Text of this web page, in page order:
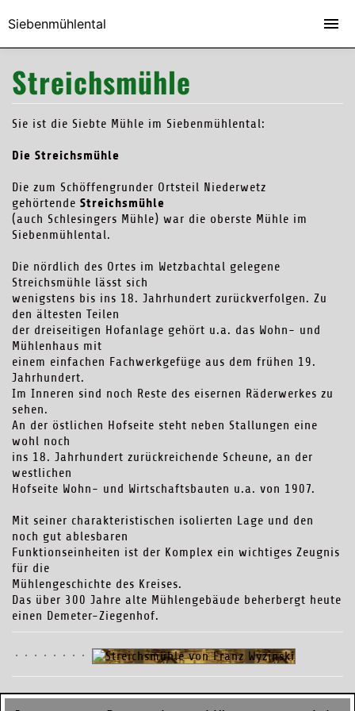
Streichsmühle
Sie ist die Siebte Mühle im Siebenmühlental:
Die Streichsmühle
Die zum Schöffengrunder Ortsteil Niederwetz
gehörtende Streichsmühle
(auch Schlesingers Mühle) war die oberste Mühle im
Siebenmühlental.
Die nördlich des Ortes im Wetzbachtal gelegene
Streichsmühle lässt sich
wenigstens bis ins 18. Jahrhundert zurückverfolgen. Zu
den ältesten Teilen
der dreiseitigen Hofanlage gehört u.a. das Wohn- und
Mühlenhaus mit
einem einfachen Fachwerkgefüge aus dem frühen 19.
Jahrhundert.
Im Inneren sind noch Reste des eisernen Räderwerkes zu
sehen.
An der östlichen Hofseite steht neben Stallungen eine
wohl noch
ins 18. Jahrhundert zurückreichende Scheune, an der
westlichen
Hofseite Wohn- und Wirtschaftsbauten u.a. von 1907.
Mit seiner charakteristischen isolierten Lage und den
noch gut ablesbaren
Funktionseinheiten ist der Komplex ein wichtiges Zeugnis
für die
Mühlengeschichte des Kreises.
Das über 300 Jahre alte Mühlengebäude beherbergt heute
einen Demeter-Ziegenhof.
Siebenmühlental